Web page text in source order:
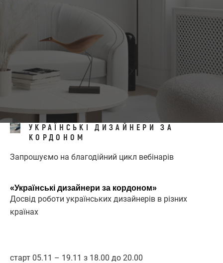
УКРАЇНСЬКІ ДИЗАЙНЕРИ ЗА
КОРДОНОМ
Запрошуємо на благодійний цикл вебінарів
«Українські дизайнери за кордоном»
Досвід роботи українських дизайнерів в різних
країнах
старт 05.11 – 19.11 з 18.00 до 20.00